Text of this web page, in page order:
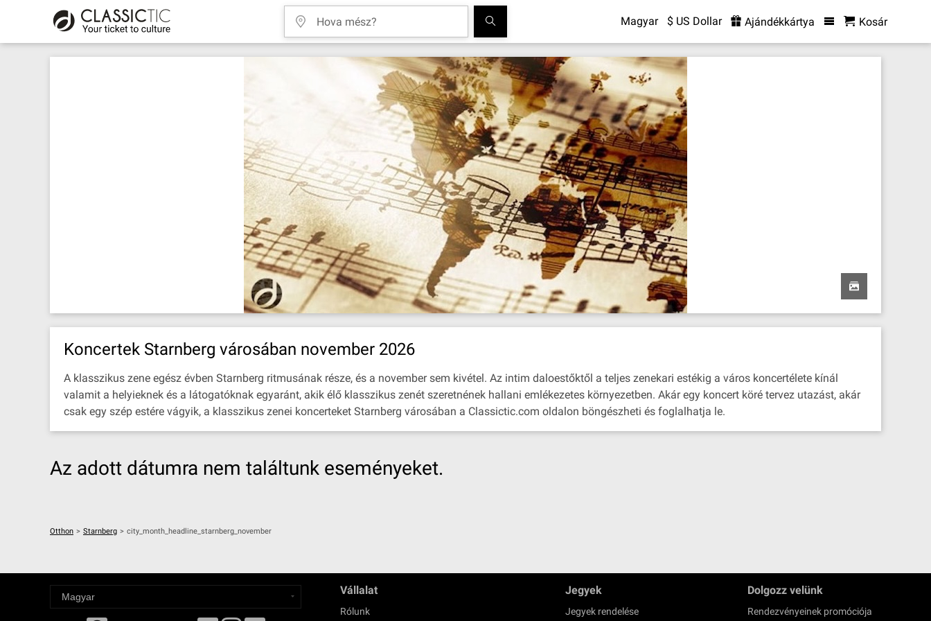
Magyar $ US Dollar Ajándékkártya Kosár
Koncertek Starnberg városában november 2026
A klasszikus zene egész évben Starnberg ritmusának része, és a november sem kivétel. Az intim daloestőktől a teljes zenekari estékig a város koncertélete kínál
valamit a helyieknek és a látogatóknak egyaránt, akik élő klasszikus zenét szeretnének hallani emlékezetes környezetben. Akár egy koncert köré tervez utazást, akár
csak egy szép estére vágyik, a klasszikus zenei koncerteket Starnberg városában a Classictic.com oldalon böngészheti és foglalhatja le.
Az adott dátumra nem találtunk eseményeket.
Otthon > Starnberg > city_month_headline_starnberg_november
Vállalat
Rólunk
Jegyek
Jegyek rendelése
Dolgozz velünk
Rendezvényeinek promóciója